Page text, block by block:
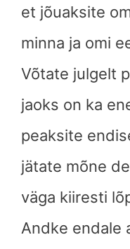
et jõuaksite
minna ja omi
Võtate julgelt
jaoks on ka
peaksite
jätate mõne
väga kiiresti
Andke endale